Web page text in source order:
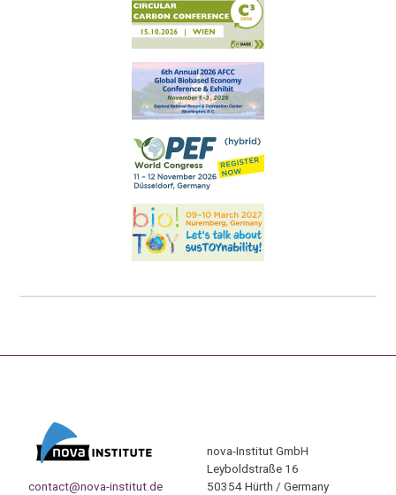
contact@nova-institut.de
nova-Institut GmbH
Leyboldstraße 16
50354 Hürth / Germany